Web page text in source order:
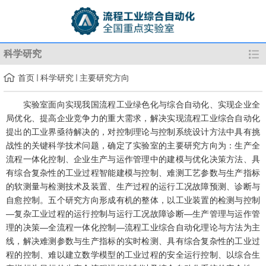
科学研究
首页 科学研究 主要研究方向
实验室面向实现我国流程工业绿色化与综合自动化、实现企业全
局优化、提高企业竞争力的重大需求，解决实现流程工业综合自动化
提出的工业界亟待解决的，对控制理论与控制系统设计方法中具有挑
战性的关键科学技术问题，确定了实验室的主要研究方向为：生产全
流程一体化控制、企业生产与运作管理中的建模与优化决策方法、具
有综合复杂性的工业过程智能建模与控制、难测工艺参数与生产指标
的软测量与检测技术及装置、生产过程的运行工况故障预测、诊断与
自愈控制。五个研究方向形成有机的整体，以工业装置的检测与控制
—复杂工业过程的运行控制与运行工况故障诊断—生产管理与运作管
理的决策—全流程一体化控制—流程工业综合自动化理论与方法为主
线，解决难测参数与生产指标的实时检测、具有综合复杂性的工业过
程的控制、难以建立数学模型的工业过程的安全运行控制、以综合生